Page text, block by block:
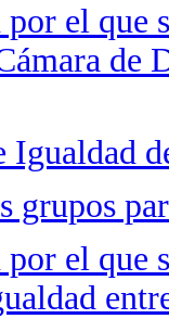
el que
de
Igualdad
grupos
el que